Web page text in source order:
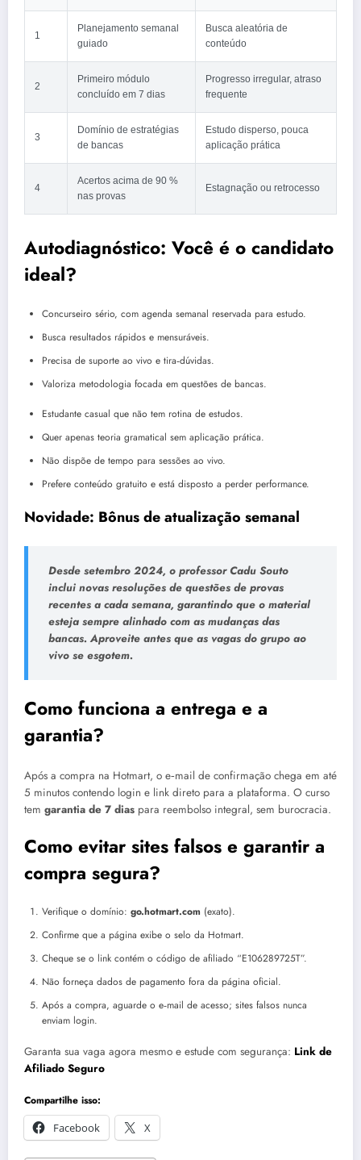
1
Planejamento semanal
guiado
Busca aleatória de
conteúdo
2
Primeiro módulo
concluído em 7 dias
Progresso irregular, atraso
frequente
3
Domínio de estratégias
de bancas
Estudo disperso, pouca
aplicação prática
4
Acertos acima de 90 %
nas provas
Estagnação ou retrocesso
Autodiagnóstico: Você é o candidato
ideal?
Concurseiro sério, com agenda semanal reservada para estudo.
Busca resultados rápidos e mensuráveis.
Precisa de suporte ao vivo e tira‑dúvidas.
Valoriza metodologia focada em questões de bancas.
Estudante casual que não tem rotina de estudos.
Quer apenas teoria gramatical sem aplicação prática.
Não dispõe de tempo para sessões ao vivo.
Prefere conteúdo gratuito e está disposto a perder performance.
Novidade: Bônus de atualização semanal
Desde setembro 2024, o professor Cadu Souto
inclui novas resoluções de questões de provas
recentes a cada semana, garantindo que o material
esteja sempre alinhado com as mudanças das
bancas. Aproveite antes que as vagas do grupo ao
vivo se esgotem.
Como funciona a entrega e a
garantia?
Após a compra na Hotmart, o e‑mail de confirmação chega em até
5 minutos contendo login e link direto para a plataforma. O curso
tem garantia de 7 dias para reembolso integral, sem burocracia.
Como evitar sites falsos e garantir a
compra segura?
Verifique o domínio: go.hotmart.com (exato).
Confirme que a página exibe o selo da Hotmart.
Cheque se o link contém o código de afiliado “E106289725T”.
Não forneça dados de pagamento fora da página oficial.
Após a compra, aguarde o e‑mail de acesso; sites falsos nunca
enviam login.
Garanta sua vaga agora mesmo e estude com segurança: Link de
Afiliado Seguro
Compartilhe isso:
Facebook
X